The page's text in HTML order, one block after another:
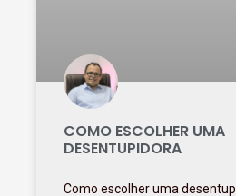
COMO ESCOLHER UMA
DESENTUPIDORA
Como escolher uma